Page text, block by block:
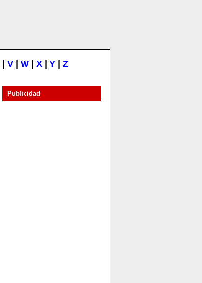
V W X Y Z
Publicidad